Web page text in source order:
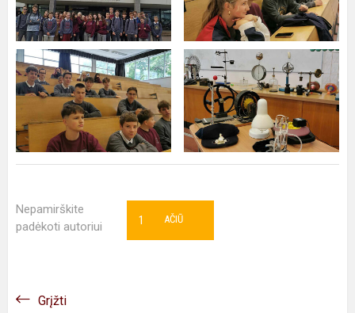
Nepamirškite
padėkoti autoriui
AČIŪ
1
Grįžti